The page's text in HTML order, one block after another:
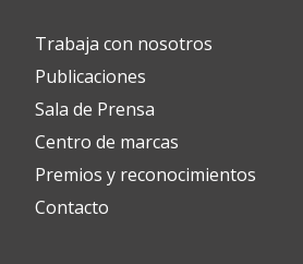
Trabaja con nosotros
Publicaciones
Sala de Prensa
Centro de marcas
Premios y reconocimientos
Contacto